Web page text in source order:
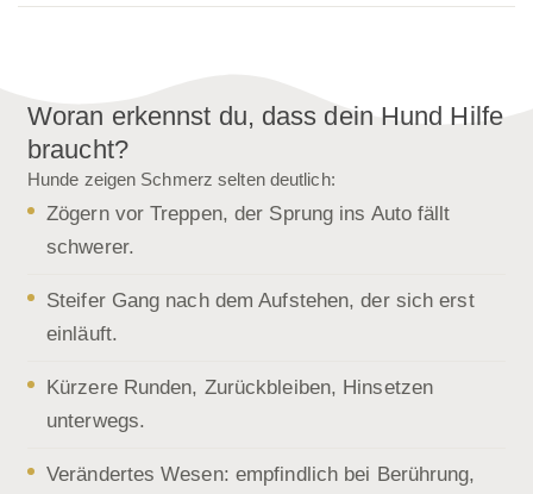
Woran erkennst du, dass dein Hund Hilfe
braucht?
Hunde zeigen Schmerz selten deutlich:
Zögern vor Treppen, der Sprung ins Auto fällt
schwerer.
Steifer Gang nach dem Aufstehen, der sich erst
einläuft.
Kürzere Runden, Zurückbleiben, Hinsetzen
unterwegs.
Verändertes Wesen: empfindlich bei Berührung,